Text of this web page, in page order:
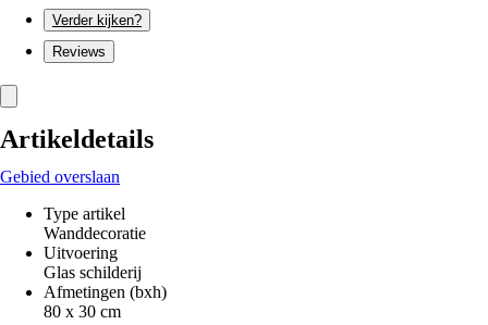
Verder kijken?
Reviews
Artikeldetails
Gebied overslaan
Type artikel
Wanddecoratie
Uitvoering
Glas schilderij
Afmetingen (bxh)
80 x 30 cm